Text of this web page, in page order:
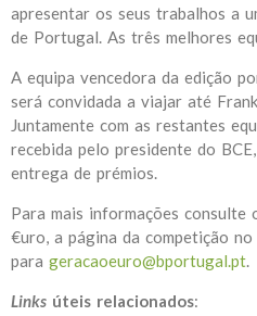
apresentar os seus trabalhos a
de Portugal. As três melhores
A equipa vencedora da edição
será convidada a viajar até
Juntamente com as restantes
recebida pelo presidente do
entrega de prémios.
Para mais informações consulte
€uro, a página da competição
para geracaoeuro@bportugal.pt
Links úteis relacionados: